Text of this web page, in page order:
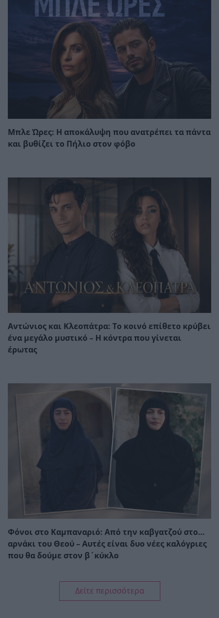
Μπλε Ώρες: Η αποκάλυψη που ανατρέπει τα πάντα
και βυθίζει το Πήλιο στον φόβο
Αντώνιος και Κλεοπάτρα: Το κοινό επίθετο κρύβει
ένα μεγάλο μυστικό – Η κόντρα που γίνεται
έρωτας
Φόνοι στο Καμπαναριό: Από την καβγατζού στο…
αρνάκι του Θεού – Αυτές είναι δυο νέες καλόγριες
που θα δούμε στον β΄κύκλο
Δείτε περισσότερα